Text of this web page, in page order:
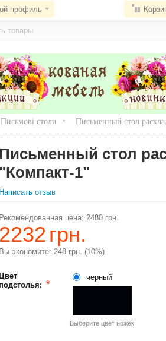
профиль
Письмові столи Письменный стол
Письменный стол
"Компакт-1"
Написать отзыв
Рекомендованная цена: 2480 грн.
2232грн.
Вы экономите: 248 грн. (10%)
Цвет
подстолья:
черный
Выберите цвет ножек